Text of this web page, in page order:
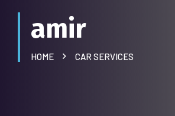
amir
HOME CAR SERVICES